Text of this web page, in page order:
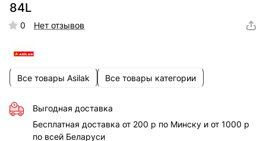
84L
0 Нет отзывов
Все товары Asilak Все товары категории
Выгодная доставка
Бесплатная доставка от 200 р по Минску и от 1000 р
по всей Беларуси